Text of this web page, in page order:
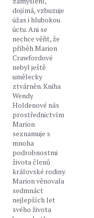
dojímá, vzbuzuje
úžas i hlubokou
úctu. Ani se
nechce věřit, že
příběh Marion
Crawfordové
nebyl ještě
umělecky
ztvárněn. Kniha
Wendy
Holdenové nás
prostřednictvím
Marion
seznamuje s
mnoha
podrobnostmi
života členů
královské rodiny.
Marion věnovala
sedmnáct
nejlepších let
svého života